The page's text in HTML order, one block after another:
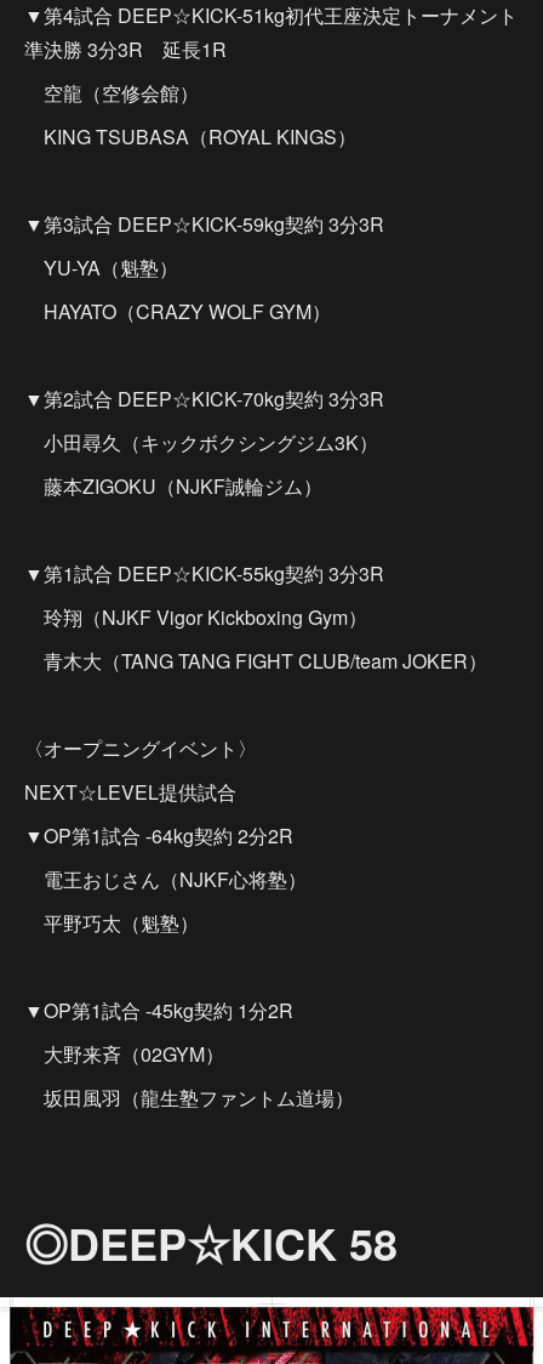
▼第4試合 DEEP☆KICK-51kg初代王座決定トーナメント
準決勝 3分3R 延長1R
空龍（空修会館）
KING TSUBASA（ROYAL KINGS）
▼第3試合 DEEP☆KICK-59kg契約 3分3R
YU-YA（魁塾）
HAYATO（CRAZY WOLF GYM）
▼第2試合 DEEP☆KICK-70kg契約 3分3R
小田尋久（キックボクシングジム3K）
藤本ZIGOKU（NJKF誠輪ジム）
▼第1試合 DEEP☆KICK-55kg契約 3分3R
玲翔（NJKF Vigor Kickboxing Gym）
青木大（TANG TANG FIGHT CLUB/team JOKER）
〈オープニングイベント〉
NEXT☆LEVEL提供試合
▼OP第1試合 -64kg契約 2分2R
電王おじさん（NJKF心将塾）
平野巧太（魁塾）
▼OP第1試合 -45kg契約 1分2R
大野来斉（02GYM）
坂田風羽（龍生塾ファントム道場）
◎DEEP☆KICK 58